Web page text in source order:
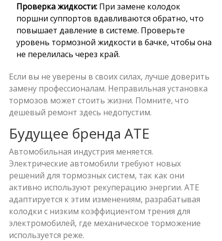
Проверка жидкости:При замене колодок
поршни суппортов вдавливаются обратно, что
повышает давление в системе. Проверьте
уровень тормозной жидкости в бачке, чтобы она
не перелилась через край.
Если вы не уверены в своих силах, лучше доверить
замену профессионалам. Неправильная установка
тормозов может стоить жизни. Помните, что
дешевый ремонт здесь недопустим.
Будущее бренда ATE
Автомобильная индустрия меняется.
Электрические автомобили требуют новых
решений для тормозных систем, так как они
активно используют рекуперацию энергии. ATE
адаптируется к этим изменениям, разрабатывая
колодки с низким коэффициентом трения для
электромобилей, где механическое торможение
используется реже.